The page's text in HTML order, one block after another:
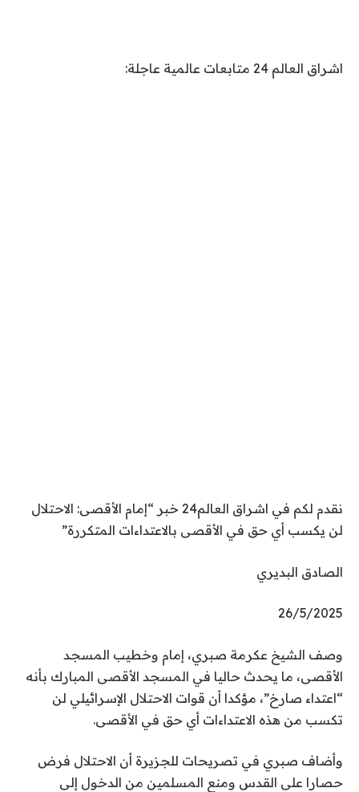
اشراق العالم 24 متابعات عالمية عاجلة:
نقدم لكم في اشراق العالم24 خبر “إمام الأقصى: الاحتلال
لن يكسب أي حق في الأقصى بالاعتداءات المتكررة”
الصادق البديري
26/5/2025
وصف الشيخ عكرمة صبري، إمام وخطيب المسجد
الأقصى، ما يحدث حاليا في المسجد الأقصى المبارك بأنه
“اعتداء صارخ”، مؤكدا أن قوات الاحتلال الإسرائيلي لن
تكسب من هذه الاعتداءات أي حق في الأقصى.
وأضاف صبري في تصريحات للجزيرة أن الاحتلال فرض
حصارا على القدس ومنع المسلمين من الدخول إلى